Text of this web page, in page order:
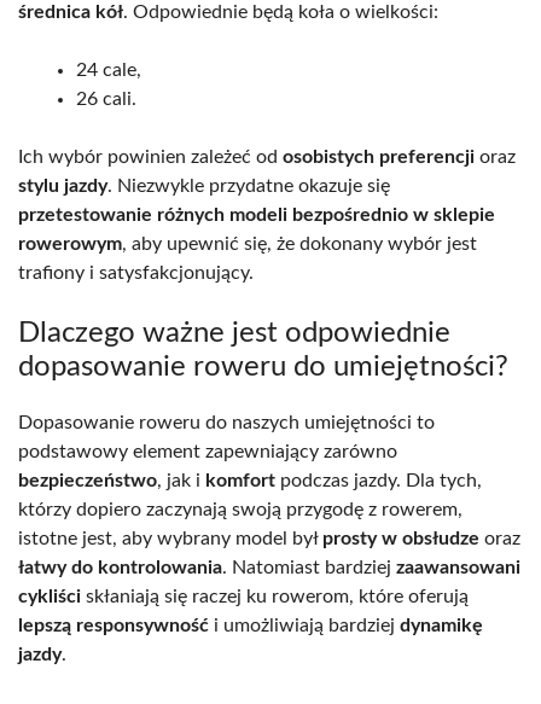
średnica kół. Odpowiednie będą koła o wielkości:
24 cale,
26 cali.
Ich wybór powinien zależeć od osobistych preferencji oraz
stylu jazdy. Niezwykle przydatne okazuje się
przetestowanie różnych modeli bezpośrednio w sklepie
rowerowym, aby upewnić się, że dokonany wybór jest
trafiony i satysfakcjonujący.
Dlaczego ważne jest odpowiednie
dopasowanie roweru do umiejętności?
Dopasowanie roweru do naszych umiejętności to
podstawowy element zapewniający zarówno
bezpieczeństwo, jak i komfort podczas jazdy. Dla tych,
którzy dopiero zaczynają swoją przygodę z rowerem,
istotne jest, aby wybrany model był prosty w obsłudze oraz
łatwy do kontrolowania. Natomiast bardziej zaawansowani
cykliści skłaniają się raczej ku rowerom, które oferują
lepszą responsywność i umożliwiają bardziej dynamikę
jazdy.